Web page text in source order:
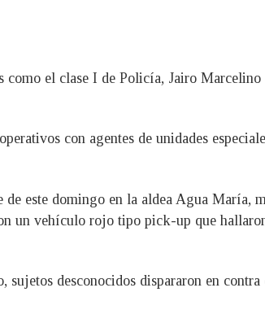
el clase I de Policía, Jairo Marcelino
con agentes de unidades
este domingo en la aldea Agua María,
un vehículo rojo tipo pick-up que
desconocidos dispararon en contra